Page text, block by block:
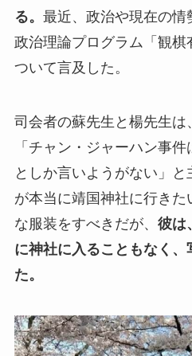
る。 最近、政治や現在の
政治理論プログラム「観棋
ついて言及した。
司会者の蘇先生と楊先生は
「チャン・ジャーハン事
としか言いようがない」
が本当に靖国神社に行き
な服装をすべきだが、 彼は
に神社に入ることもなく、
た。